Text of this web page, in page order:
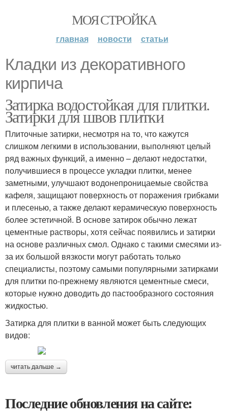
МОЯ СТРОЙКА
главная новости статьи
Кладки из декоративного
кирпича
Затирка водостойкая для плитки.
Затирки для швов плитки
Плиточные затирки, несмотря на то, что кажутся
слишком легкими в использовании, выполняют целый
ряд важных функций, а именно – делают недостатки,
получившиеся в процессе укладки плитки, менее
заметными, улучшают водонепроницаемые свойства
кафеля, защищают поверхность от поражения грибками
и плесенью, а также делают керамическую поверхность
более эстетичной. В основе затирок обычно лежат
цементные растворы, хотя сейчас появились и затирки
на основе различных смол. Однако с такими смесями из-
за их большой вязкости могут работать только
специалисты, поэтому самыми популярными затирками
для плитки по-прежнему являются цементные смеси,
которые нужно доводить до пастообразного состояния
жидкостью.
Затирка для плитки в ванной может быть следующих
видов:
читать дальше →
Последние обновления на сайте: